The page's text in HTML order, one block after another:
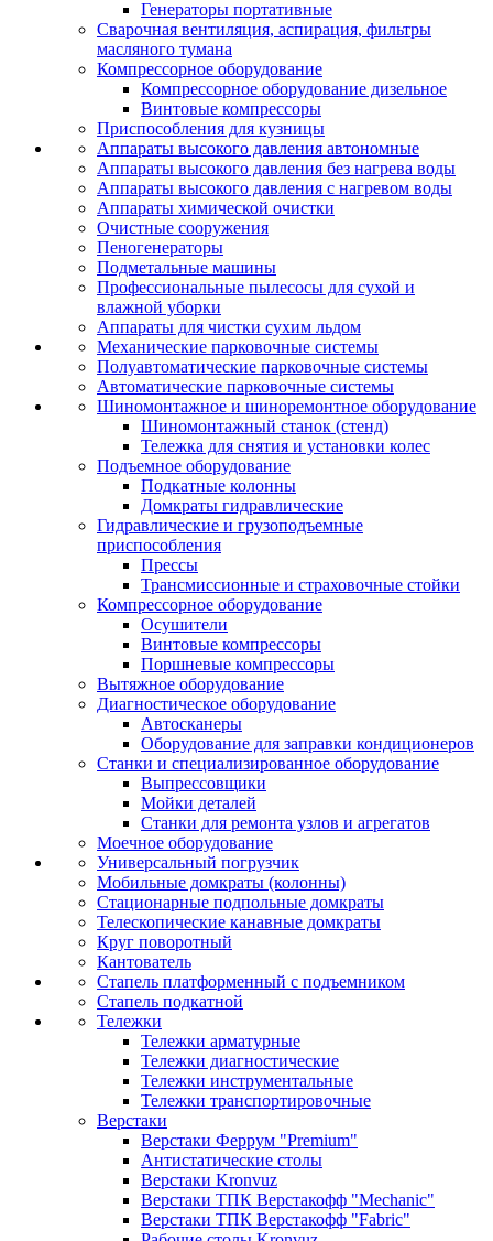
Генераторы портативные
Сварочная вентиляция, аспирация, фильтры
масляного тумана
Компрессорное оборудование
Компрессорное оборудование дизельное
Винтовые компрессоры
Приспособления для кузницы
Аппараты высокого давления автономные
Аппараты высокого давления без нагрева воды
Аппараты высокого давления с нагревом воды
Аппараты химической очистки
Очистные сооружения
Пеногенераторы
Подметальные машины
Профессиональные пылесосы для сухой и
влажной уборки
Аппараты для чистки сухим льдом
Механические парковочные системы
Полуавтоматические парковочные системы
Автоматические парковочные системы
Шиномонтажное и шиноремонтное оборудование
Шиномонтажный станок (стенд)
Тележка для снятия и установки колес
Подъемное оборудование
Подкатные колонны
Домкраты гидравлические
Гидравлические и грузоподъемные
приспособления
Прессы
Трансмиссионные и страховочные стойки
Компрессорное оборудование
Осушители
Винтовые компрессоры
Поршневые компрессоры
Вытяжное оборудование
Диагностическое оборудование
Автосканеры
Оборудование для заправки кондиционеров
Станки и специализированное оборудование
Выпрессовщики
Мойки деталей
Станки для ремонта узлов и агрегатов
Моечное оборудование
Универсальный погрузчик
Мобильные домкраты (колонны)
Стационарные подпольные домкраты
Телескопические канавные домкраты
Круг поворотный
Кантователь
Стапель платформенный с подъемником
Стапель подкатной
Тележки
Тележки арматурные
Тележки диагностические
Тележки инструментальные
Тележки транспортировочные
Верстаки
Верстаки Феррум "Premium"
Антистатические столы
Верстаки Kronvuz
Верстаки ТПК Верстакофф "Mechanic"
Верстаки ТПК Верстакофф "Fabric"